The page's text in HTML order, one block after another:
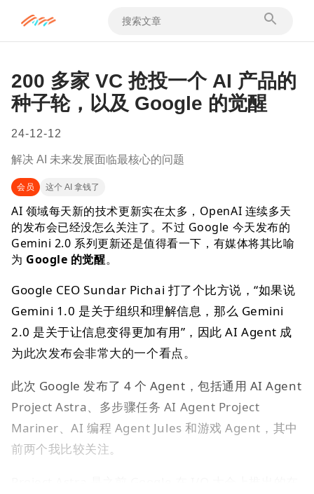
200 多家 VC 抢投一个 AI 产品的
种子轮，以及 Google 的觉醒
24-12-12
解决 AI 未来发展面临最核心的问题
会员 这个 AI 拿钱了
AI 领域每天新的技术更新实在太多，OpenAI 连续多天
的发布会已经没怎么关注了。不过 Google 今天发布的
Gemini 2.0 系列更新还是值得看一下，有媒体将其比喻
为 Google 的觉醒。
Google CEO Sundar Pichai 打了个比方说，“如果说
Gemini 1.0 是关于组织和理解信息，那么 Gemini
2.0 是关于让信息变得更加有用”，因此 AI Agent 成
为此次发布会非常大的一个看点。
此次 Google 发布了 4 个 Agent，包括通用 AI Agent
Project Astra、多步骤任务 AI Agent Project
Mariner、AI 编程 Agent Jules 和游戏 Agent，其中
前两个我比较关注。